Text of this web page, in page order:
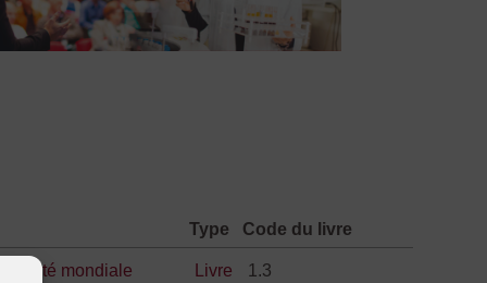
Type Code du livre
santé mondiale Livre 1.3